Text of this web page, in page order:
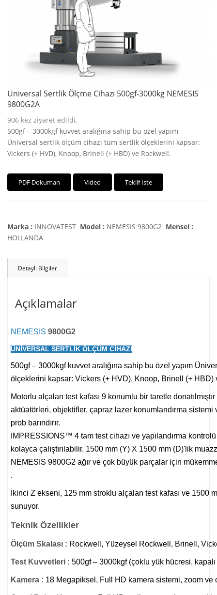
Universal Sertlik Ölçme Cihazı 500gf-3000kg NEMESIS
9800G2A
906 kez ziyaret edildi.
500gf – 3000kgf kuvvet aralığına sahip bu özel yapım
Üniversal sertlik ölçüm cihazı tüm sertlik ölçeklerini kapsar:
Vickers (+ HVD), Knoop, Brinell (+ HBD) ve Rockwell.
PDF Dokuman Video Teklif Iste
Marka : INNOVATEST Model : NEMESIS 9800G2 Mensei :
HOLLANDA
Detaylı Bilgiler
Açıklamalar
NEMESIS 9800G2
ÜNİVERSAL SERTLİK ÖLÇÜM CİHAZI
500gf – 3000kgf kuvvet aralığına sahip bu özel yapım
ölçeklerini kapsar: Vickers (+ HVD), Knoop, Brinell (+ HBD)
Motorlu alçalan test kafası 9 konumlu bir taretle
aktüatörleri, objektifler, çapraz lazer konumlandırma
prob barındırır.
IMPRESSIONS™ 4 tam test cihazı ve yapılandırma
kolayca çalıştırılabilir. 1500 mm (Y) X 1500 mm (D)'lik
NEMESIS 9800G2 ağır ve çok büyük parçalar için
.
İkinci Z ekseni, 125 mm stroklu alçalan test kafası ve 1500
sunuyor.
Teknik Özellikler
Ölçüm Skalası : Rockwell, Yüzeysel Rockwell, Brinell,
Test Kuvvetleri : 500gf – 3000kgf (çoklu yük hücresi,
Kamera : 18 Megapiksel, Full HD kamera sistemi, zoom ve